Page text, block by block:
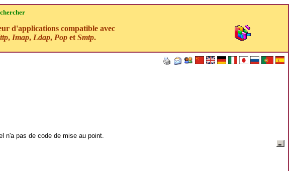
d'applications compatible avec
, Imap, Ldap, Pop et Smtp.
n'a pas de code de mise au point.